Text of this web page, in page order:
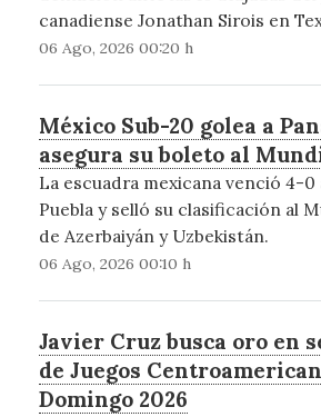
canadiense Jonathan Sirois en
06 Ago, 2026 00:20 h
México Sub-20 golea a
asegura su boleto al
La escuadra mexicana venció 4-0
Puebla y selló su clasificación al
de Azerbaiyán y Uzbekistán.
06 Ago, 2026 00:10 h
Javier Cruz busca oro en
de Juegos
Domingo 2026